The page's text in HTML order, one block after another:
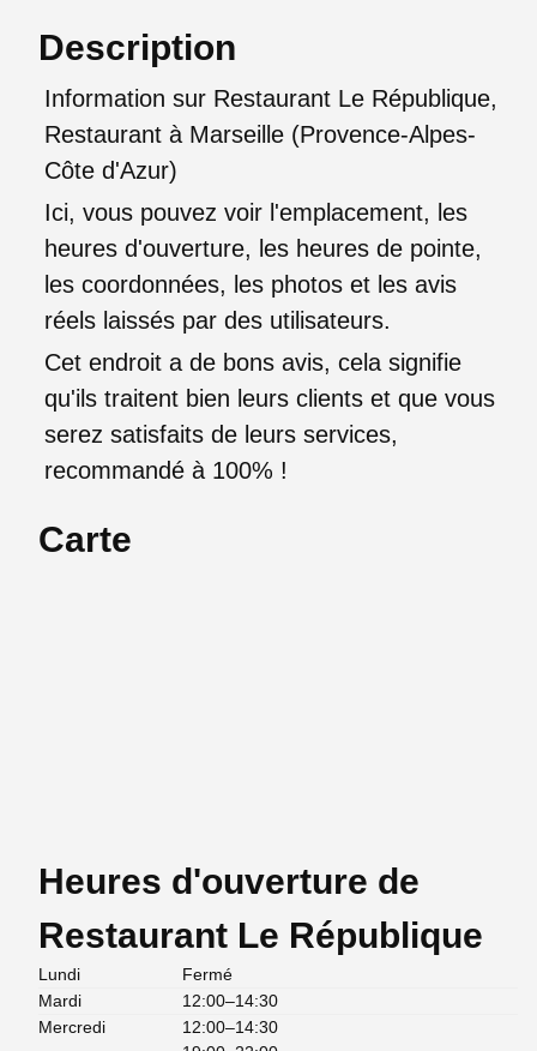
Description
Information sur Restaurant Le République,
Restaurant à Marseille (Provence-Alpes-
Côte d'Azur)
Ici, vous pouvez voir l'emplacement, les
heures d'ouverture, les heures de pointe,
les coordonnées, les photos et les avis
réels laissés par des utilisateurs.
Cet endroit a de bons avis, cela signifie
qu'ils traitent bien leurs clients et que vous
serez satisfaits de leurs services,
recommandé à 100% !
Carte
Heures d'ouverture de
Restaurant Le République
Lundi
Fermé
Mardi
12:00–14:30
Mercredi
12:00–14:30